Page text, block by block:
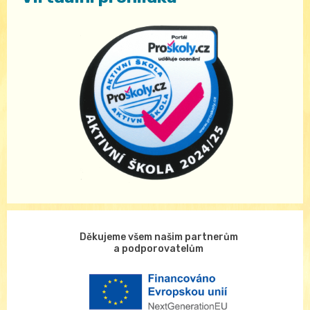
Děkujeme všem našim partnerům
a podporovatelům